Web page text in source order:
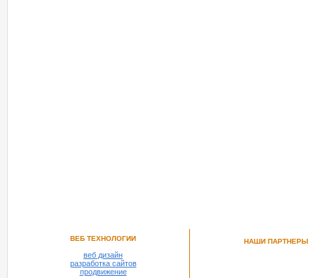
ВЕБ ТЕХНОЛОГИИ
веб дизайн
разработка сайтов
продвижение
НАШИ ПАРТНЕРЫ